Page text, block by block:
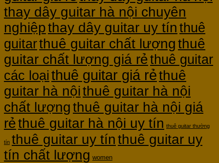
thay dây guitar hà nội chuyên
nghiệpthay dây guitar uy tín thuê
guitarthuê guitar chất lượngthuê
guitar chất lượng giá rẻthuê guitar
các loạithuê guitar giá rẻthuê
guitar hà nộithuê guitar hà nội
chất lượngthuê guitar hà nội giá
rẻthuê guitar hà nội uy tín thuê guitar thường
tín thuê guitar uy tínthuê guitar uy
tín chất lượng women